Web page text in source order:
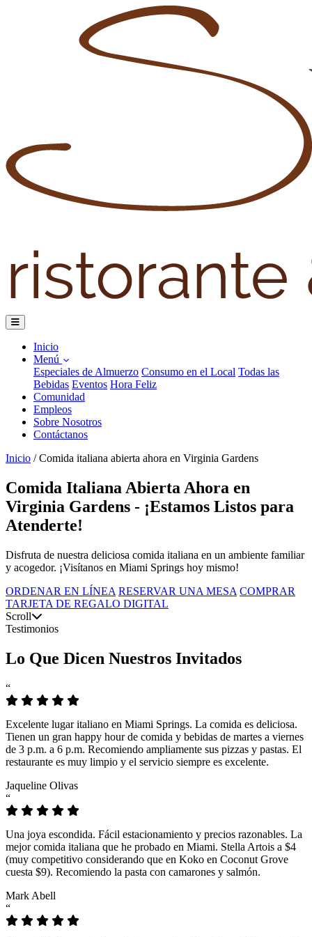
Inicio
Menú
Especiales de Almuerzo Consumo en el Local Todas las
Bebidas Eventos Hora Feliz
Comunidad
Empleos
Sobre Nosotros
Contáctanos
Inicio / Comida italiana abierta ahora en Virginia Gardens
Comida Italiana Abierta Ahora en
Virginia Gardens - ¡Estamos Listos para
Atenderte!
Disfruta de nuestra deliciosa comida italiana en un ambiente familiar
y acogedor. ¡Visítanos en Miami Springs hoy mismo!
ORDENAR EN LÍNEA RESERVAR UNA MESA COMPRAR
TARJETA DE REGALO DIGITAL
Scroll
Testimonios
Lo Que Dicen Nuestros Invitados
“
Excelente lugar italiano en Miami Springs. La comida es deliciosa.
Tienen un gran happy hour de comida y bebidas de martes a viernes
de 3 p.m. a 6 p.m. Recomiendo ampliamente sus pizzas y pastas. El
restaurante es muy limpio y el servicio siempre es excelente.
Jaqueline Olivas
“
Una joya escondida. Fácil estacionamiento y precios razonables. La
mejor comida italiana que he probado en Miami. Stella Artois a $4
(muy competitivo considerando que en Koko en Coconut Grove
cuesta $9). Recomiendo la pasta con camarones y salmón.
Mark Abell
“